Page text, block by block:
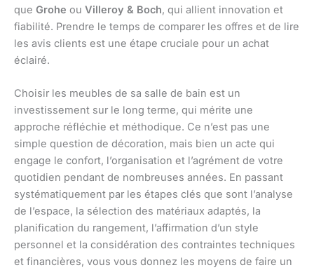
que Grohe ou Villeroy & Boch, qui allient innovation et
fiabilité. Prendre le temps de comparer les offres et de lire
les avis clients est une étape cruciale pour un achat
éclairé.
Choisir les meubles de sa salle de bain est un
investissement sur le long terme, qui mérite une
approche réfléchie et méthodique. Ce n’est pas une
simple question de décoration, mais bien un acte qui
engage le confort, l’organisation et l’agrément de votre
quotidien pendant de nombreuses années. En passant
systématiquement par les étapes clés que sont l’analyse
de l’espace, la sélection des matériaux adaptés, la
planification du rangement, l’affirmation d’un style
personnel et la considération des contraintes techniques
et financières, vous vous donnez les moyens de faire un